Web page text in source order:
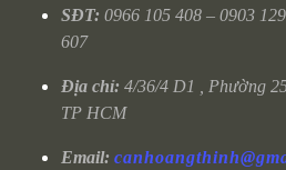
SĐT: 0966 105 408 – 0903
607
Địa chỉ: 4/36/4 D1 , Phường
TP HCM
Email: